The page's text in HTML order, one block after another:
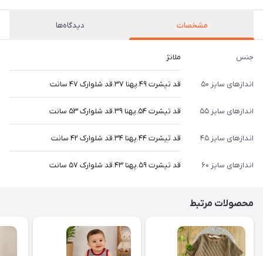
مشخصات دیدگاه‌ها
جنس ملانژ
اندازهای سایز ۵۰ قد تیشرت ۴۹.پهنا ۳۷.قد شلوارک ۴۷ سانت
اندازهای سایز ۵۵ قد تیشرت ۵۴.پهنا ۳۹.قد شلوارک ۵۳ سانت
اندازهای سایز ۴۵ قد تیشرت ۴۴.پهنا ۳۴.قد شلوارک ۴۲ سانت
اندازهای سایز ۶۰ قد تیشرت ۵۹.پهنا ۴۳.قد شلوارک ۵۷ سانت
محصولات مرتبط